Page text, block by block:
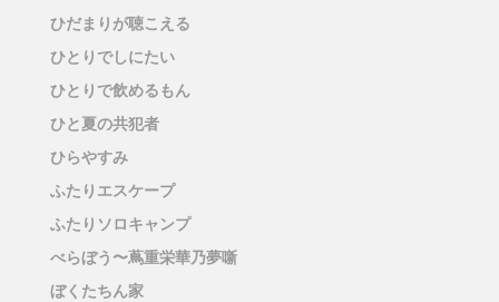
ひだまりが聴こえる
ひとりでしにたい
ひとりで飲めるもん
ひと夏の共犯者
ひらやすみ
ふたりエスケープ
ふたりソロキャンプ
べらぼう〜蔦重栄華乃夢噺
ぼくたちん家